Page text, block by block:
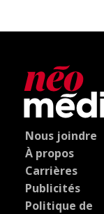
Nous joindre
À propos
Carrières
Publicités
Politique de